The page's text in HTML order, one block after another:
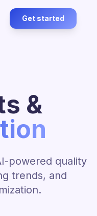
Get started
&
powered quality
trends, and